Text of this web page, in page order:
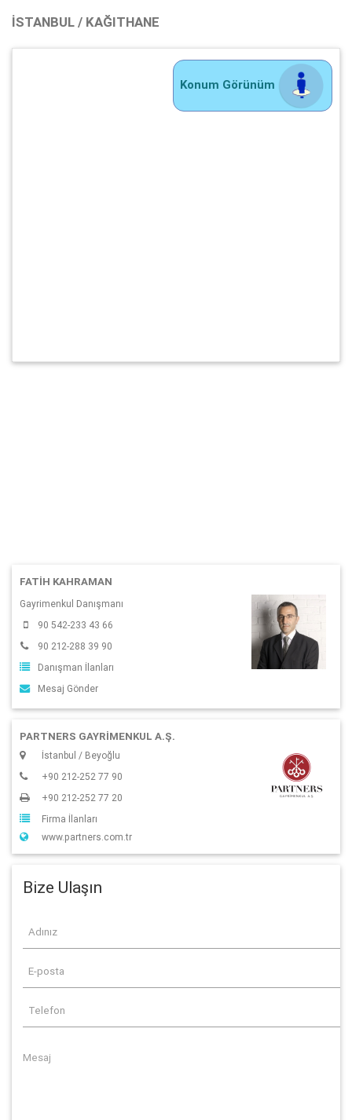
İSTANBUL / KAĞITHANE
Konum Görünüm
FATİH KAHRAMAN
Gayrimenkul Danışmanı
90 542-233 43 66
90 212-288 39 90
Danışman İlanları
Mesaj Gönder
PARTNERS GAYRİMENKUL A.Ş.
İstanbul / Beyoğlu
+90 212-252 77 90
+90 212-252 77 20
Firma İlanları
www.partners.com.tr
Bize Ulaşın